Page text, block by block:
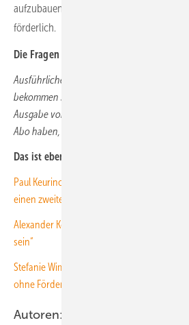
aufzubauen, wäre eine zeitlich befristete
förderlich.
Die Fragen stellte Sven Ullrich
Ausführliche Informationen über Hybrid-
bekommen Sie im Spezial Hybridkraftwerke,
Ausgabe von
Abo haben, können Sie
Das ist ebenfalls interessant für Sie:
Paul Keurinck von Urbasolar: „Wir geben
einen zweiten Nutzen“
Alexander Koffka von ABO Wind: „PPA
sein“
Stefanie Wimmer von Baywa r.e.: „Wir
ohne Förderung“
Autoren: